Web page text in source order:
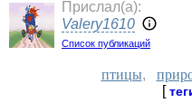
Прислал(a):
Valery1610
Список публикаций
птицы,
[